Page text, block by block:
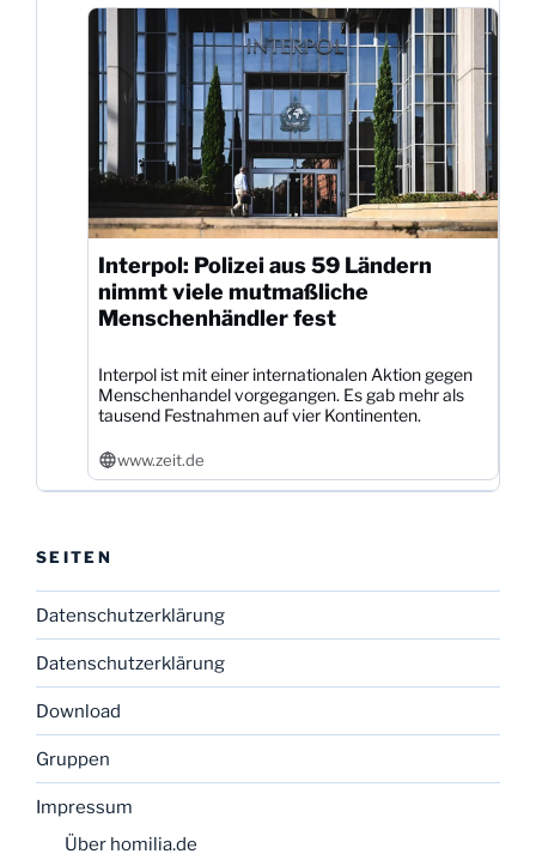
Interpol: Polizei aus 59 Ländern
nimmt viele mutmaßliche
Menschenhändler fest
Interpol ist mit einer internationalen Aktion gegen
Menschenhandel vorgegangen. Es gab mehr als
tausend Festnahmen auf vier Kontinenten.
www.zeit.de
SEITEN
Datenschutzerklärung
Datenschutzerklärung
Download
Gruppen
Impressum
Über homilia.de